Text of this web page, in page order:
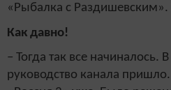
«Рыбалка с Раздишевским».
Как давно!
– Тогда так все начиналось.
руководство канала